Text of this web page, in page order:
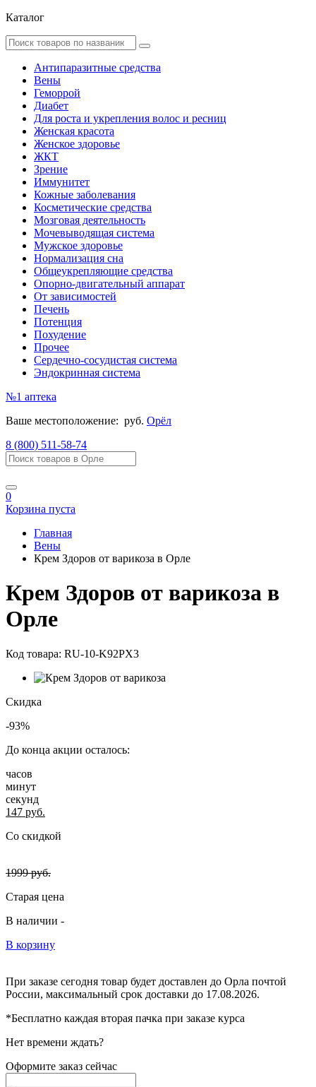
Каталог
Антипаразитные средства
Вены
Геморрой
Диабет
Для роста и укрепления волос и ресниц
Женская красота
Женское здоровье
ЖКТ
Зрение
Иммунитет
Кожные заболевания
Косметические средства
Мозговая деятельность
Мочевыводящая система
Мужское здоровье
Нормализация сна
Общеукрепляющие средства
Опорно-двигательный аппарат
От зависимостей
Печень
Потенция
Похудение
Прочее
Сердечно-сосудистая система
Эндокринная система
№1 аптека
Ваше местоположение: руб. Орёл
8 (800) 511-58-74
0
Корзина пуста
Главная
Вены
Крем Здоров от варикоза в Орле
Крем Здоров от варикоза в
Орле
Код товара: RU-10-K92PX3
Скидка
-93%
До конца акции осталось:
часов
минут
секунд
147 руб.
Со скидкой
1999руб.
Старая цена
В наличии -
В корзину
При заказе сегодня товар будет доставлен до Орла почтой
России, максимальный срок доставки до 17.08.2026.
*Бесплатно каждая вторая пачка при заказе курса
Нет времени ждать?
Оформите заказ сейчас